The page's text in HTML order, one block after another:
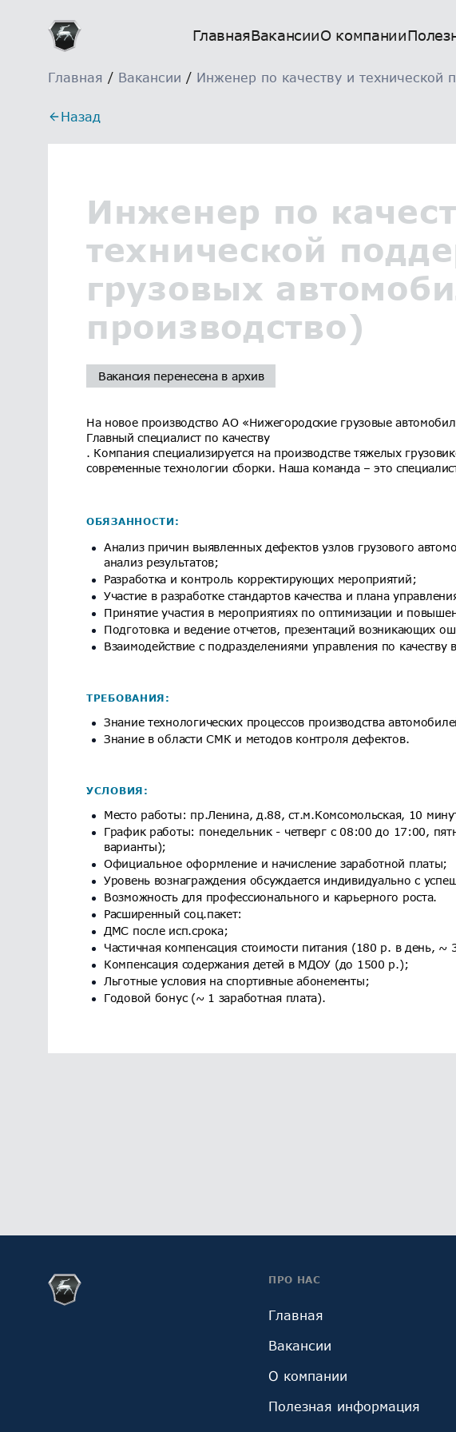
ГлавнаяВакансииО компании
Главная / Вакансии / Инженер по качеству и технической
Назад
Инженер по
технической
грузовых
производство)
Вакансия перенесена в архив
На новое производство АО «Нижегородские грузовые
Главный специалист по качеству
. Компания специализируется на производстве тяжелых
современные технологии сборки. Наша команда – это
ОБЯЗАННОСТИ:
Анализ причин выявленных дефектов узлов грузового
анализ результатов;
Разработка и контроль корректирующих мероприятий;
Участие в разработке стандартов качества и плана
Принятие участия в мероприятиях по оптимизации и
Подготовка и ведение отчетов, презентаций возникающих
Взаимодействие с подразделениями управления по
ТРЕБОВАНИЯ:
Знание технологических процессов производства
Знание в области СМК и методов контроля дефектов.
УСЛОВИЯ:
Место работы: пр.Ленина, д.88, ст.м.Комсомольская, 10
График работы: понедельник - четверг с 08:00 до 17:00,
варианты);
Официальное оформление и начисление заработной платы;
Уровень вознаграждения обсуждается индивидуально с
Возможность для профессионального и карьерного роста.
Расширенный соц.пакет:
ДМС после исп.срока;
Частичная компенсация стоимости питания (180 р. в день, ~
Компенсация содержания детей в МДОУ (до 1500 р.);
Льготные условия на спортивные абонементы;
Годовой бонус (~ 1 заработная плата).
ПРО НАС
Главная
Вакансии
О компании
Полезная информация